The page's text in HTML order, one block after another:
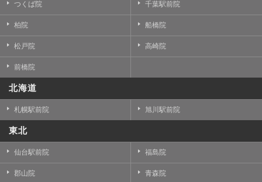
つくば院 千葉駅前院
柏院 船橋院
松戸院 高崎院
前橋院
北海道
札幌駅前院 旭川駅前院
東北
仙台駅前院 福島院
郡山院 青森院